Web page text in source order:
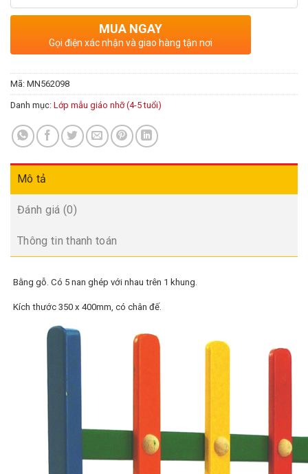
MUA NGAY
Gọi điện xác nhận và giao hàng tận nơi
Mã: MN562098
Danh mục: Lớp mẫu giáo nhỡ (4-5 tuổi)
Mô tả
Đánh giá (0)
Thông tin thanh toán
Bằng gỗ. Có 5 nan ghép với nhau trên 1 khung.
Kích thước 350 x 400mm, có chân đế.